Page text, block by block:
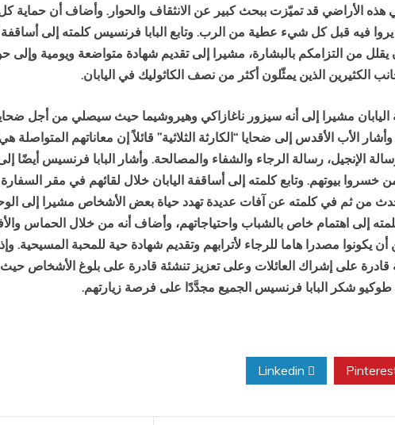
الأراضي قد تميّزت ببحث كبير عن الانثقاف والحوار. وأضاف أن حماية كل
فيه قبل كل شيء عطية من الرب. وتابع البابا فرنسيس كلمته إلى أساقفة
يقلل من التزامكم بالبشارة، مشيرا إلى تقديم شهادة متواضعة ويومية وإلى
الكثيرين الذين يمثّلون أكثر من نصف الكاثوليك في اليابان.
اليابان مشيرا إلى أنه سيزور ناغازاكي وهيروشيما حيث سيصلي من أجل
الأب الأقدس إلى ضحايا “الكارثة الثلاثية” قائلاً إن معاناتهم
الإنجيل، رسالة الرجاء والشفاء والمصالحة. وأشار البابا فرنسيس أيضًا
خسروا بيوتهم. وتابع كلمته إلى أساقفة اليابان خلال لقائهم في مقر
من ثم في كلمته عن آفات عديدة تهدد حياة بعض الأشخاص مشيرا إلى
إلى اهتمام خاص بالشباب واحتياجاتهم، وأضاف أنه من خلال الحماس
يكونوا مصدرا هاما للرجاء لأترابهم وتقديم شهادة حية للمحبة المسيحية.
على إشراك العائلات وعلى تعزيز تنشئة قادرة على بلوغ الأشخاص حيث
طوكيو شكر البابا فرنسيس الجميع مجدَّدًا على فرصة زيارتهم.